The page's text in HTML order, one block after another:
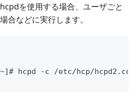
を使用する場合、ユーザごと
合などに実行します。
~]# hcpd -c /etc/hcp/